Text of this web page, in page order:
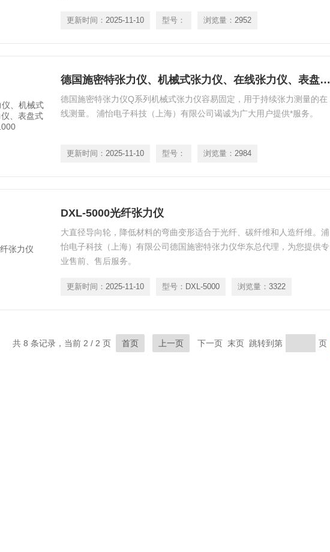
更新时间： 2025-11-10 型号： 浏览量： 2952
德国施密特张力仪、机械式张力仪、在线张力仪、表盘式张力仪Q-1000
德国施密特张力仪Q系列机械式张力仪容易固定，用于持续张力测量的在
线测量。 浦怡电子科技（上海）有限公司谒诚为广大用户提供*服务。
更新时间： 2025-11-10 型号： 浏览量： 2984
DXL-5000光纤张力仪
大直径导向轮，降低材料的弯曲变形适合于光纤、碳纤维和人造纤维。浦
怡电子科技（上海）有限公司德国施密特张力仪华东总代理，为您提供专
业售前、售后服务。
更新时间： 2025-11-10 型号： DXL-5000 浏览量： 3322
共 8 条记录，当前 2 / 2 页 首页 上一页 下一页 末页 跳转到第 页